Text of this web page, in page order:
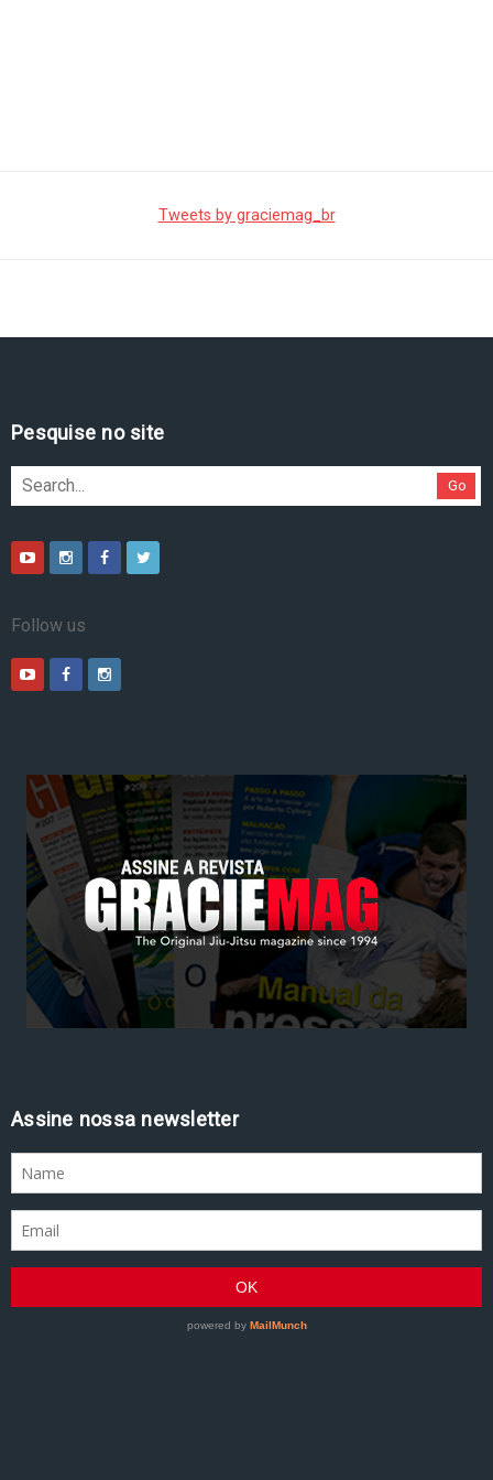
Tweets by graciemag_br
Pesquise no site
Go
Follow us
Assine nossa newsletter